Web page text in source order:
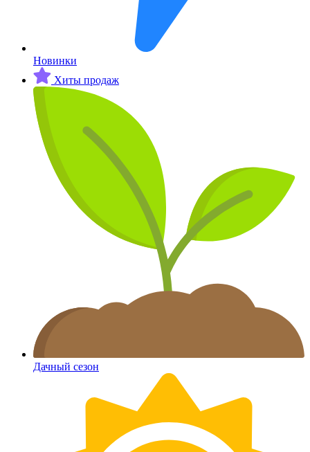
Новинки
Хиты продаж
Дачный сезон